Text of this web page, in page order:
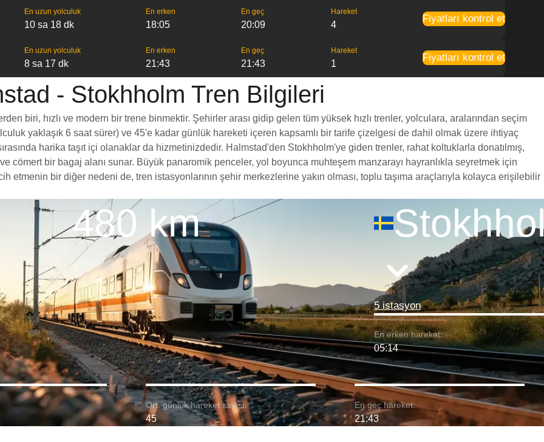
En uzun yolculuk
10 sa 18 dk
En erken
18:05
En geç
20:09
Hareket
4
Fiyatları kontrol et
En uzun yolculuk
8 sa 17 dk
En erken
21:43
En geç
21:43
Hareket
1
Fiyatları kontrol et
- Stokhholm Tren Bilgileri
biri, hızlı ve modern bir trene binmektir. Şehirler arası gidip gelen tüm yüksek hızlı trenler, yolculara, aralarından seçim
yaklaşık 6 saat sürer) ve 45'e kadar günlük hareketi içeren kapsamlı bir tarife çizelgesi de dahil olmak üzere ihtiyaç
harika taşıt içi olanaklar da hizmetinizdedir. Halmstad'den Stokhholm'ye giden trenler, rahat koltuklarla donatılmış,
cömert bir bagaj alanı sunar. Büyük panaromik penceler, yol boyunca muhteşem manzarayı hayranlıkla seyretmek için
bir diğer nedeni de, tren istasyonlarının şehir merkezlerine yakın olması, toplu taşıma araçlarıyla kolayca erişilebilir
480 km
5 istasyon
En erken hareket:
05:14
Ort. günlük hareket sayısı:
45
En geç hareket:
21:43